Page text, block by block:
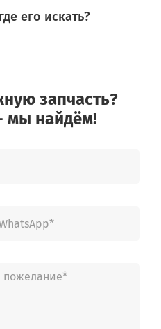
его искать?
запчасть?
мы найдём!